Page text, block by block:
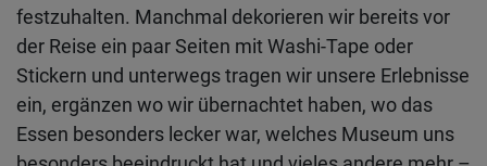
festzuhalten. Manchmal dekorieren wir bereits vor
der Reise ein paar Seiten mit Washi-Tape oder
Stickern und unterwegs tragen wir unsere Erlebnisse
ein, ergänzen wo wir übernachtet haben, wo das
Essen besonders lecker war, welches Museum uns